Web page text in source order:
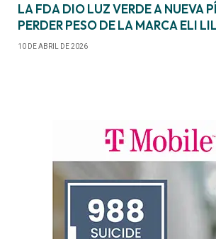
LA FDA DIO LUZ VERDE A NUEVA
PERDER PESO DE LA MARCA ELI
10 DE ABRIL DE 2026